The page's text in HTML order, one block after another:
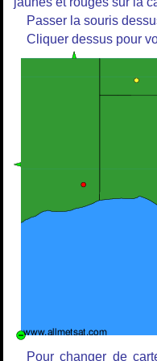
Passer la souris
Cliquer dessus pour
Pour changer de